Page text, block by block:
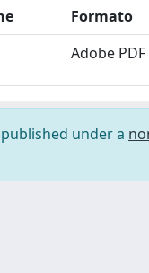
Formato
Adobe PDF
under a